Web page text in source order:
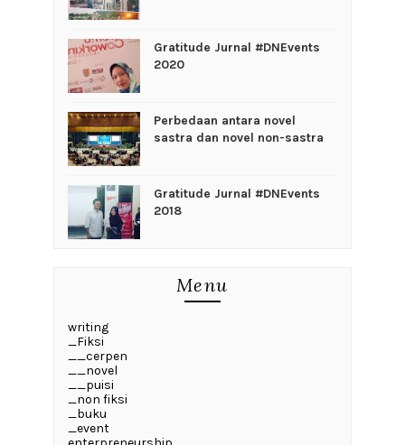
Gratitude Jurnal #DNEvents
2020
Perbedaan antara novel
sastra dan novel non-sastra
Gratitude Jurnal #DNEvents
2018
Menu
writing
_Fiksi
__cerpen
__novel
__puisi
_non fiksi
_buku
_event